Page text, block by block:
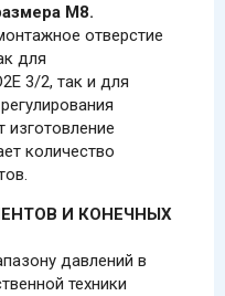
M8.
отверстие
для
3/2, так и для
изготовление
количество
И КОНЕЧНЫХ
давлений в
техники